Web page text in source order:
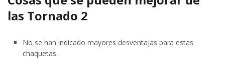
las Tornado 2
No se han indicado mayores desventajas para estas
chaquetas.